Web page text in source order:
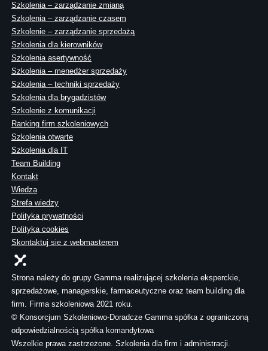
Szkolenia – zarządzanie zmianą
Szkolenia – zarządzanie czasem
Szkolenie – zarządzanie sprzedażą
Szkolenia dla kierowników
Szkolenia asertywność
Szkolenia – menedżer sprzedaży
Szkolenia – techniki sprzedaży
Szkolenia dla brygadzistów
Szkolenie z komunikacji
Ranking firm szkoleniowych
Szkolenia otwarte
Szkolenia dla IT
Team Building
Kontakt
Wiedza
Strefa wiedzy
Polityka prywatności
Polityka cookies
Skontaktuj sie z webmasterem
Strona należy do grupy Gamma realizującej szkolenia eksperckie,
sprzedażowe, managerskie, farmaceutyczne oraz team building dla
firm. Firma szkoleniowa 2021 roku.
© Konsorcjum Szkoleniowo-Doradcze Gamma spółka z ograniczoną
odpowiedzialnością spółka komandytowa
Wszelkie prawa zastrzeżone. Szkolenia dla firm i administracji.